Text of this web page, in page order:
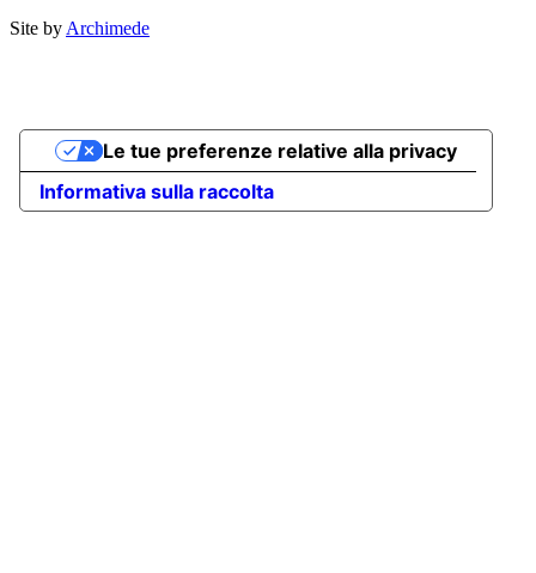
Site by Archimede
Informativa sulla raccolta
Le tue preferenze relative alla privacy